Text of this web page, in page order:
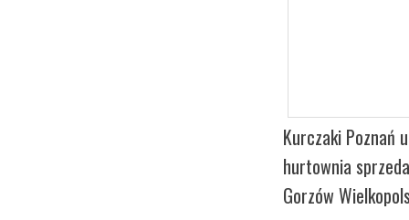
Kurczaki Poznań
hurtownia
Gorzów